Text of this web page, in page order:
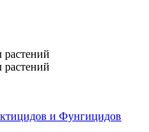
и Фунгицидов